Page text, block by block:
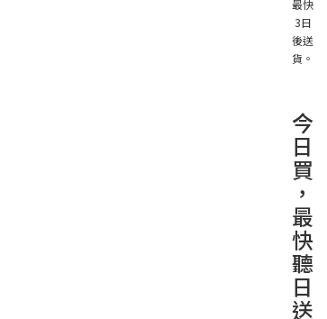
最快
3日
後送
貨。
今
日
買
，
最
快
聽
日
送